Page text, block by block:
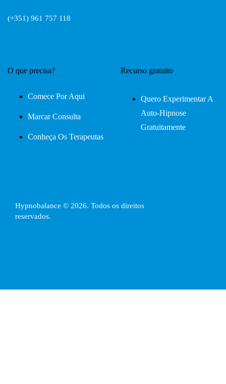
(+351) 961 757 118
O que precisa?
Comece Por Aqui
Marcar Consulta
Conheça Os Terapeutas
Recurso gratuito
Quero Experimentar A
Auto-Hipnose
Gratuitamente
Hypnobalance © 2026. Todos os direitos
reservados.